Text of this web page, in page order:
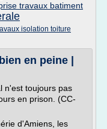
travaux batiment
isolation toiture
en peine |
n'est toujours pas
en prison. (CC-
d'Amiens, les